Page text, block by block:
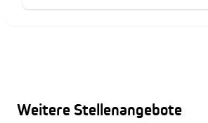
Weitere Stellenangebote